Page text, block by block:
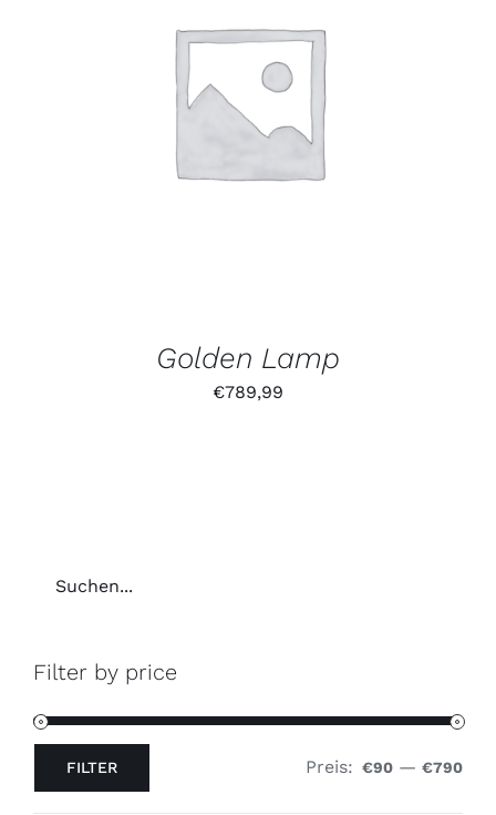
IN DEN WARENKORB
/
Golden Lamp
€789,99
Filter by price
FILTER Preis: €90 — €790